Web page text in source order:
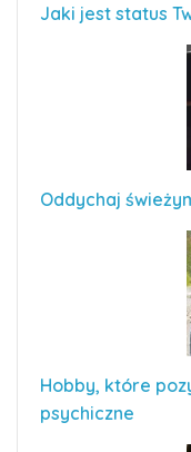
Jaki jest status
Oddychaj
Hobby, które
psychiczne